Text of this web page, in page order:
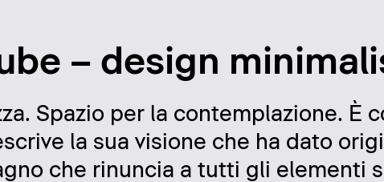
– design
Spazio per la contemplazione. È
la sua visione che ha dato
che rinuncia a tutti gli elementi